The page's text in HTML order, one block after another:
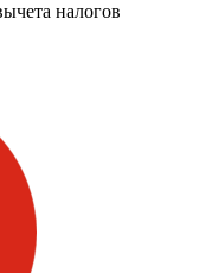
налогов